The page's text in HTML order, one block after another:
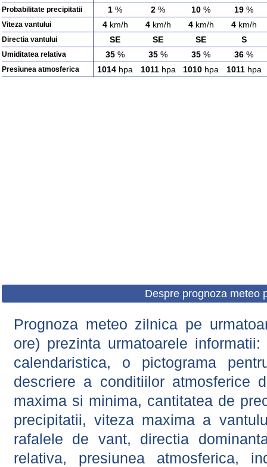
Probabilitate precipitatii 1 % 2 % 10 % 19 %
Viteza vantului 4km/h 4km/h 4km/h 4km/h
Directia vantului SE SE SE S
Umiditatea relativa 35 % 35 % 35 % 36 %
Presiunea atmosferica 1014 hpa 1011hpa 1010 hpa 1011hpa
Despre prognoza meteo
Prognoza meteo zilnica pe
ore) prezinta urmatoarele
calendaristica, o pictograma
descriere a conditiilor atmosferice
maxima si minima, cantitatea de
precipitatii, viteza maxima a
rafalele de vant, directia
relativa, presiunea atmosferica,